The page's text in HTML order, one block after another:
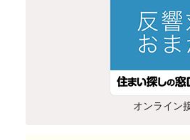
オンライン